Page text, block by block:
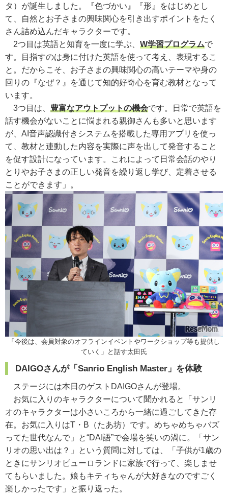
タ）が誕生しました。『色づかい』『形』をはじめとし
て、自然とお子さまの興味関心を引き出すポイントをたく
さん詰め込んだキャラクターです。
2つ目は英語と知育を一度に学ぶ、 W学習プログラムで
す。目指すのは身に付けた英語を使って考え、表現するこ
と。だからこそ、お子さまの興味関心の高いテーマや身の
回りの『なぜ？』を通じて知的好奇心を育む教材となって
います。
3つ目は、 豊富なアウトプットの機会です。日常で英語を
話す機会がないことに悩まれる親御さんも多いと思います
が、AI音声認識付きシステムを搭載した専用アプリを使っ
て、教材と連動した内容を実際に声を出して発音すること
を促す設計になっています。これによって日常会話のやり
とりやお子さまの正しい発音を繰り返し学び、定着させる
ことができます」。
「今後は、会員対象のオフラインイベントやワークショップ等も提供し
ていく」と話す太田氏
DAIGOさんが「Sanrio English Master」を体験
ステージには本日のゲストDAIGOさんが登場。
お気に入りのキャラクターについて聞かれると「サンリ
オのキャラクターは小さいころから一緒に過ごしてきた存
在。お気に入りはT・B（たあ坊）です。めちゃめちゃバズ
ってた世代なんで」と“DAI語”で会場を笑いの渦に。「サン
リオの思い出は？」という質問に対しては、「子供が1歳の
ときにサンリオピューロランドに家族で行って、楽しませ
てもらいました。娘もキティちゃんが大好きなのですごく
楽しかったです」と振り返った。